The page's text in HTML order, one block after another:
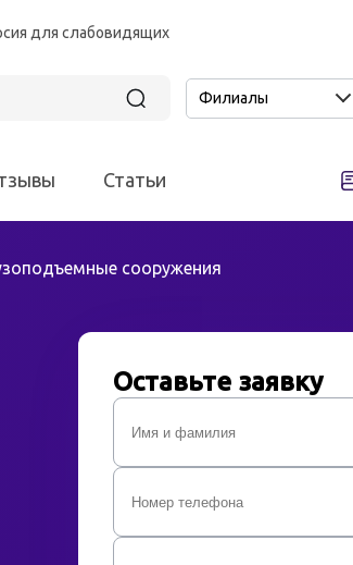
для слабовидящих
Филиалы
Подъемные сооружения
Программы для всех различных отраслей
Статьи
сооружения
Оставьте заявку